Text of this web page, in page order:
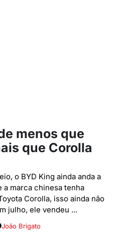
menos que
que Corolla
o BYD King ainda anda a
a marca chinesa tenha
Corolla, isso ainda não
julho, ele vendeu ...
João Brigato